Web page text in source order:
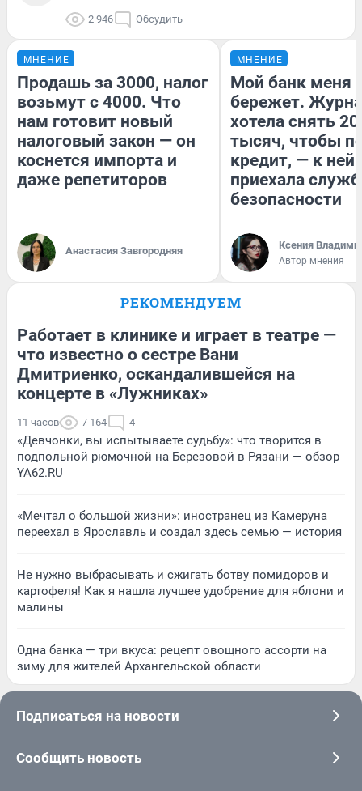
2 946 Обсудить
МНЕНИЕ
Продашь за 3000, налог
возьмут с 4000. Что
нам готовит новый
налоговый закон — он
коснется импорта и
даже репетиторов
Анастасия Завгородняя
МНЕНИЕ
Мой банк меня
бережет.
хотела снять
тысяч, чтобы
кредит, — к
приехала
безопасности
Ксения
Автор мнения
РЕКОМЕНДУЕМ
Работает в клинике и играет в театре —
что известно о сестре Вани
Дмитриенко, оскандалившейся на
концерте в «Лужниках»
11 часов 7 164 4
«Девчонки, вы испытываете судьбу»: что творится в
подпольной рюмочной на Березовой в Рязани — обзор
YA62.RU
«Мечтал о большой жизни»: иностранец из Камеруна
переехал в Ярославль и создал здесь семью — история
Не нужно выбрасывать и сжигать ботву помидоров и
картофеля! Как я нашла лучшее удобрение для яблони и
малины
Одна банка — три вкуса: рецепт овощного ассорти на
зиму для жителей Архангельской области
Подписаться на новости
Сообщить новость